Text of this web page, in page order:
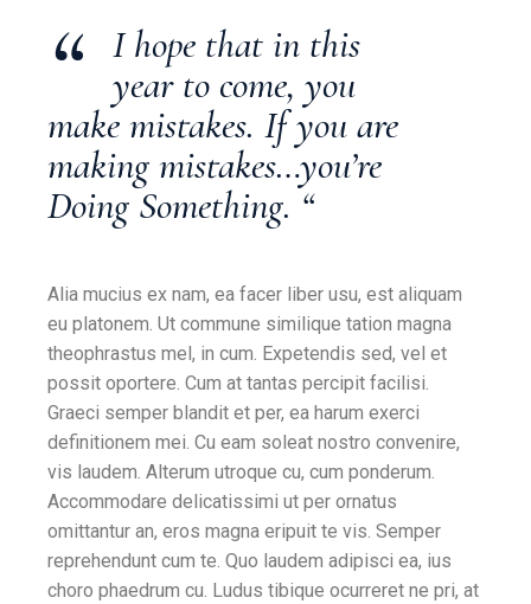
“
I hope that in this
year to come, you
make mistakes. If you are
making mistakes…you’re
Doing Something. “
Alia mucius ex nam, ea facer liber usu, est aliquam
eu platonem. Ut commune similique tation magna
theophrastus mel, in cum. Expetendis sed, vel et
possit oportere. Cum at tantas percipit facilisi.
Graeci semper blandit et per, ea harum exerci
definitionem mei. Cu eam soleat nostro convenire,
vis laudem. Alterum utroque cu, cum ponderum.
Accommodare delicatissimi ut per ornatus
omittantur an, eros magna eripuit te vis. Semper
reprehendunt cum te. Quo laudem adipisci ea, ius
choro phaedrum cu. Ludus tibique ocurreret ne pri, at